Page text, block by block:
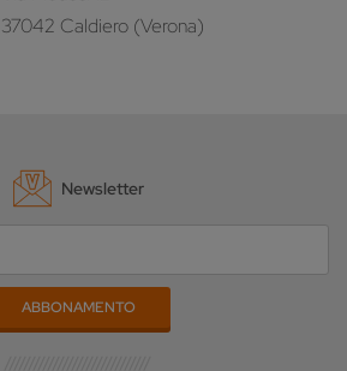
37042 Caldiero (Verona)
Newsletter